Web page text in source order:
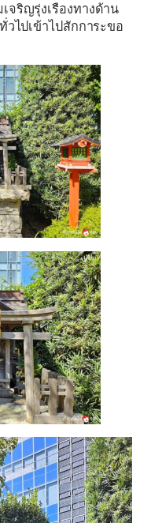
จริญรุ่งเรืองทางด้าน
วไปเข้าไปสักการะขอ